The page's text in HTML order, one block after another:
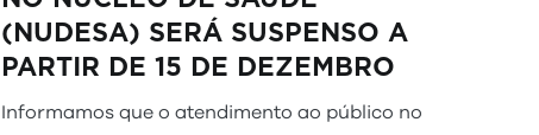
(NUDESA) SERÁ SUSPENSO A
PARTIR DE 15 DE DEZEMBRO
Informamos que o atendimento ao público no